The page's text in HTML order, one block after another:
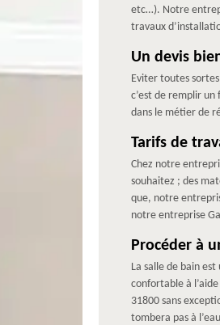
etc…). Notre
travaux
Un devis
Eviter toutes
c’est de remplir
dans le métier de
Tarifs de
Chez notre
souhaitez ; des
que, notre
notre entreprise
Procéder à
La salle de bain
confortable à
31800 sans
tombera pas à